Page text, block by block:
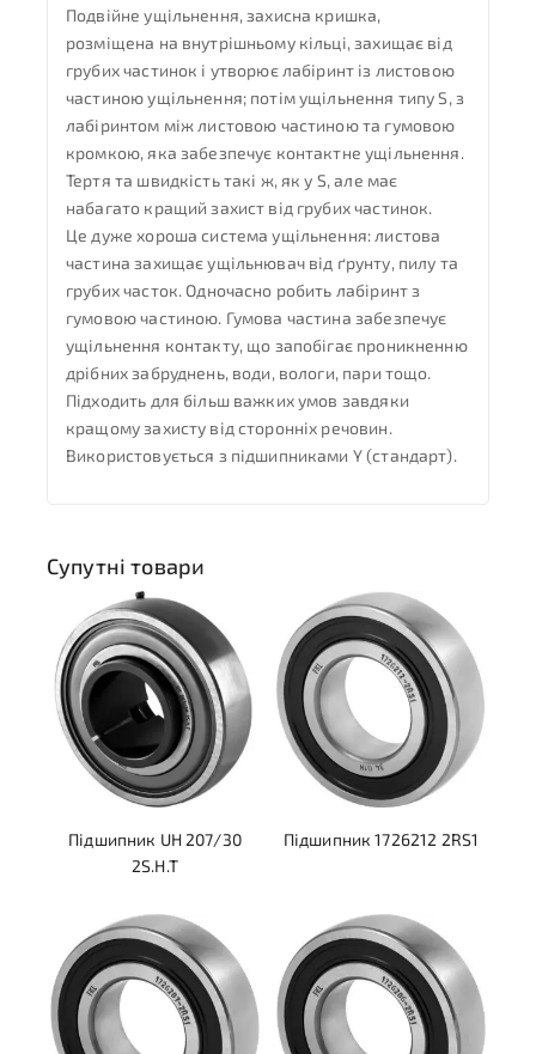
Подвійне ущільнення, захисна кришка,
розміщена на внутрішньому кільці, захищає від
грубих частинок і утворює лабіринт із листовою
частиною ущільнення; потім ущільнення типу S, з
лабіринтом між листовою частиною та гумовою
кромкою, яка забезпечує контактне ущільнення.
Тертя та швидкість такі ж, як у S, але має
набагато кращий захист від грубих частинок.
Це дуже хороша система ущільнення: листова
частина захищає ущільнювач від ґрунту, пилу та
грубих часток. Одночасно робить лабіринт з
гумовою частиною. Гумова частина забезпечує
ущільнення контакту, що запобігає проникненню
дрібних забруднень, води, вологи, пари тощо.
Підходить для більш важких умов завдяки
кращому захисту від сторонніх речовин.
Використовується з підшипниками Y (стандарт).
Супутні товари
Підшипник UH 207/30
2S.H.T
Підшипник 1726212 2RS1